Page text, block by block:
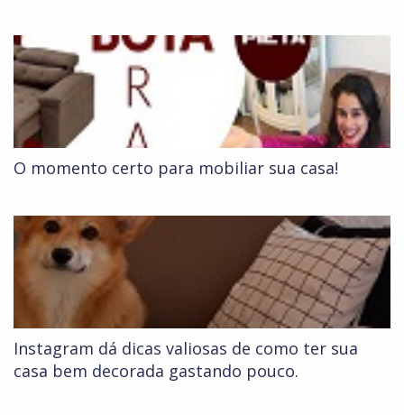
O momento certo para mobiliar sua casa!
Instagram dá dicas valiosas de como ter sua
casa bem decorada gastando pouco.